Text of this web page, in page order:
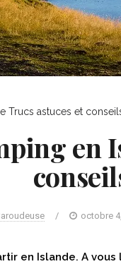
Trucs astuces et
en
/ octobre
en Islande. A